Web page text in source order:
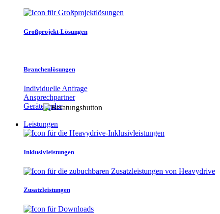
Großprojekt-Lösungen
Branchenlösungen
Individuelle Anfrage
Ansprechpartner
Gerätefinder
Leistungen
Inklusivleistungen
Zusatzleistungen